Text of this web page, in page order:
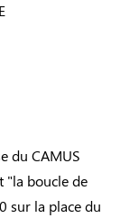
du CAMUS
"la boucle de
sur la place du